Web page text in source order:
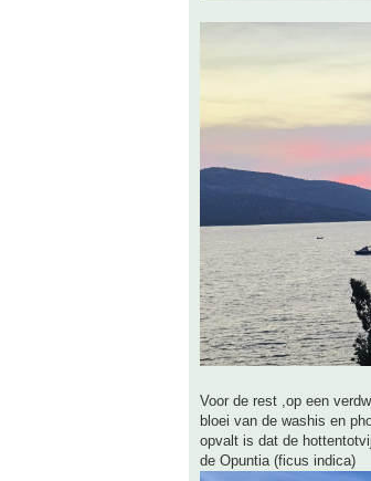
Voor de rest ,op een
bloei van de washis en
opvalt is dat de
de Opuntia (ficus indica)